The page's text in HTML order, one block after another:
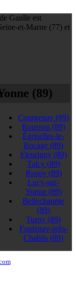
Gaulle est
et-Marne (77) et
(89)
Courgenay(89)
Rousson (89)
Égriselles-le-
Bocage(89)
Fleurigny (89)
Talcy (89)
Rosoy (89)
Lucy-sur-
Yonne (89)
Bellechaume
(89)
Turny(89)
Fontenay-près-
Chablis(89)